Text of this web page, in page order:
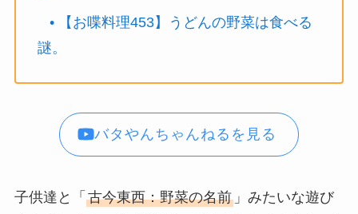
• 【お喋料理453】うどんの野菜は食べる
謎。
バタやんちゃんねるを見る
子供達と「 古今東西：野菜の名前」みたいな遊び